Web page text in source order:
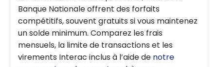
Banque Nationale offrent des forfaits
compétitifs, souvent gratuits si vous maintenez
un solde minimum. Comparez les frais
mensuels, la limite de transactions et les
virements Interac inclus à l’aide de notre